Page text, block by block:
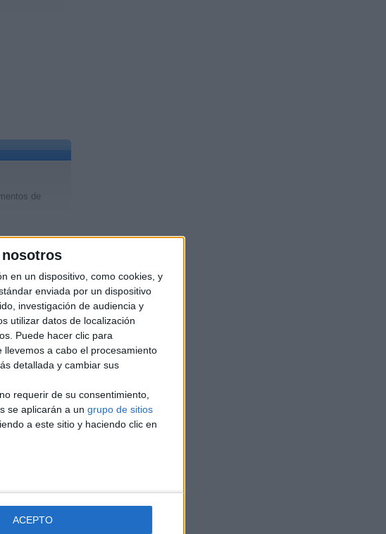
en un dispositivo, como cookies, y
enviada por un dispositivo
investigación de audiencia y
utilizar datos de localización
Puede hacer clic para
a cabo el procesamiento
detallada y cambiar sus
requerir de su consentimiento,
se aplicarán a un grupo de sitios
a este sitio y haciendo clic en
ACEPTO
de
el anuncio